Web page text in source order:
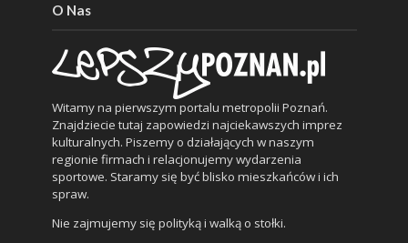
O Nas
Witamy na pierwszym portalu metropolii Poznań.
Znajdziecie tutaj zapowiedzi najciekawszych imprez
kulturalnych. Piszemy o działających w naszym
regionie firmach i relacjonujemy wydarzenia
sportowe. Staramy się być blisko mieszkańców i ich
spraw.
Nie zajmujemy się polityką i walką o stołki.